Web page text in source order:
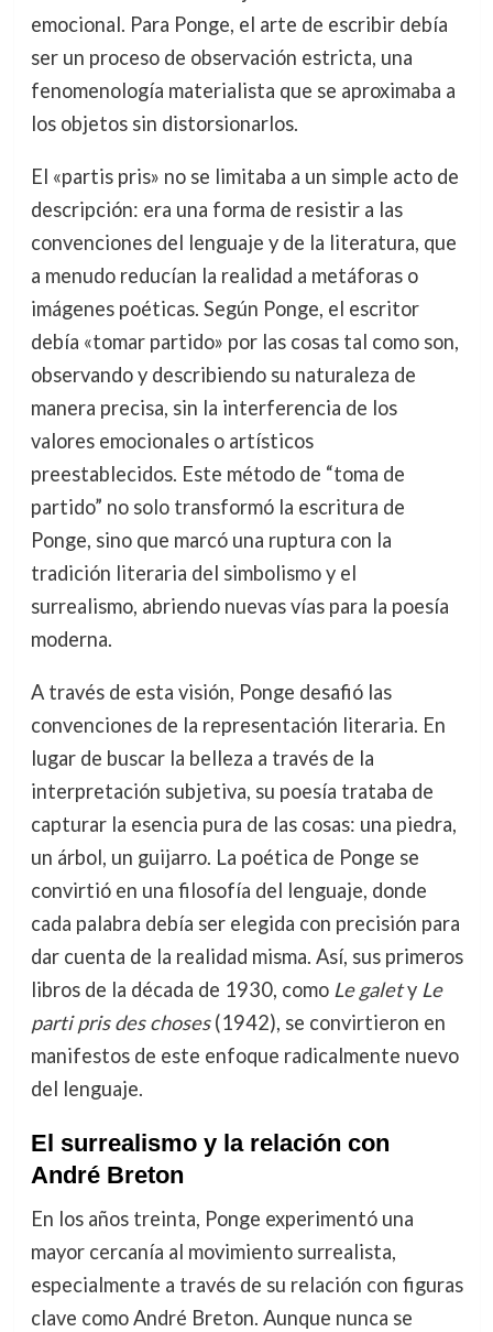
emocional. Para Ponge, el arte de escribir debía
ser un proceso de observación estricta, una
fenomenología materialista que se aproximaba a
los objetos sin distorsionarlos.
El «partis pris» no se limitaba a un simple acto de
descripción: era una forma de resistir a las
convenciones del lenguaje y de la literatura, que
a menudo reducían la realidad a metáforas o
imágenes poéticas. Según Ponge, el escritor
debía «tomar partido» por las cosas tal como son,
observando y describiendo su naturaleza de
manera precisa, sin la interferencia de los
valores emocionales o artísticos
preestablecidos. Este método de “toma de
partido” no solo transformó la escritura de
Ponge, sino que marcó una ruptura con la
tradición literaria del simbolismo y el
surrealismo, abriendo nuevas vías para la poesía
moderna.
A través de esta visión, Ponge desafió las
convenciones de la representación literaria. En
lugar de buscar la belleza a través de la
interpretación subjetiva, su poesía trataba de
capturar la esencia pura de las cosas: una piedra,
un árbol, un guijarro. La poética de Ponge se
convirtió en una filosofía del lenguaje, donde
cada palabra debía ser elegida con precisión para
dar cuenta de la realidad misma. Así, sus primeros
libros de la década de 1930, como Le galety Le
parti pris des choses(1942), se convirtieron en
manifestos de este enfoque radicalmente nuevo
del lenguaje.
El surrealismo y la relación con
André Breton
En los años treinta, Ponge experimentó una
mayor cercanía al movimiento surrealista,
especialmente a través de su relación con figuras
clave como André Breton. Aunque nunca se